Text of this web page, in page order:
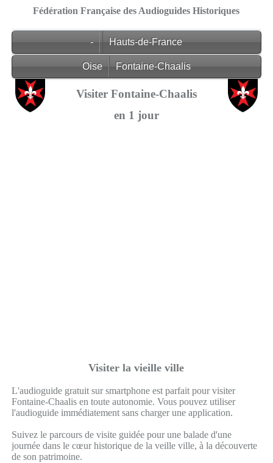
Fédération Française des Audioguides Historiques
- Hauts-de-France
Oise Fontaine-Chaalis
Visiter Fontaine-Chaalis
en 1 jour
Visiter la vieille ville
L'audioguide gratuit sur smartphone est parfait pour visiter
Fontaine-Chaalis en toute autonomie. Vous pouvez utiliser
l'audioguide immédiatement sans charger une application.
Suivez le parcours de visite guidée pour une balade d'une
journée dans le cœur historique de la veille ville, à la découverte
de son patrimoine.